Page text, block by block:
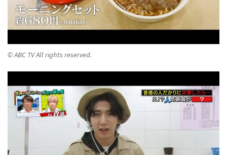
© ABC TV All rights reserved.